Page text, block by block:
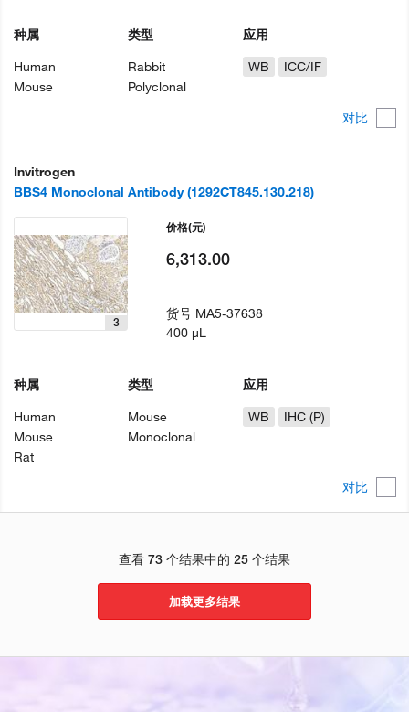
对比
种属
Human
Mouse
类型
Rabbit
Polyclonal
应用
WB
ICC/IF
Invitrogen
BBS4 Monoclonal Antibody (1292CT845.130.218)
对比
3
种属
Human
Mouse
Rat
类型
Mouse
Monoclonal
应用
WB
IHC (P)
价格(元)
6,313.00
货号 MA5-37638
400 µL
查看 73 个结果中的 25 个结果
加载更多结果